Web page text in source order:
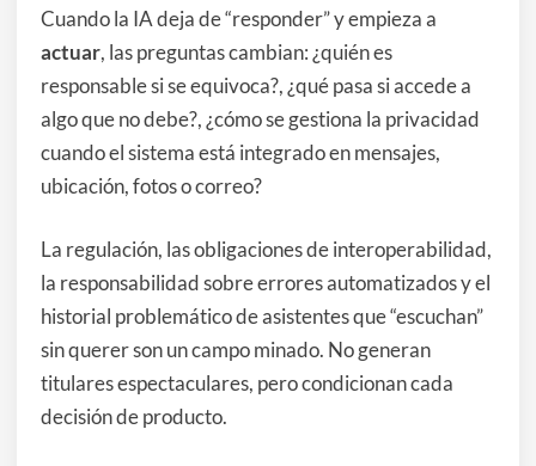
Cuando la IA deja de “responder” y empieza a
actuar, las preguntas cambian: ¿quién es
responsable si se equivoca?, ¿qué pasa si accede a
algo que no debe?, ¿cómo se gestiona la privacidad
cuando el sistema está integrado en mensajes,
ubicación, fotos o correo?
La regulación, las obligaciones de interoperabilidad,
la responsabilidad sobre errores automatizados y el
historial problemático de asistentes que “escuchan”
sin querer son un campo minado. No generan
titulares espectaculares, pero condicionan cada
decisión de producto.